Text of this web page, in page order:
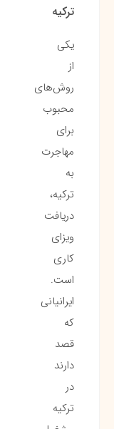
ترکیه
یکی
از
روش‌های
محبوب
برای
مهاجرت
به
ترکیه،
دریافت
ویزای
کاری
است.
ایرانیانی
که
قصد
دارند
در
ترکیه